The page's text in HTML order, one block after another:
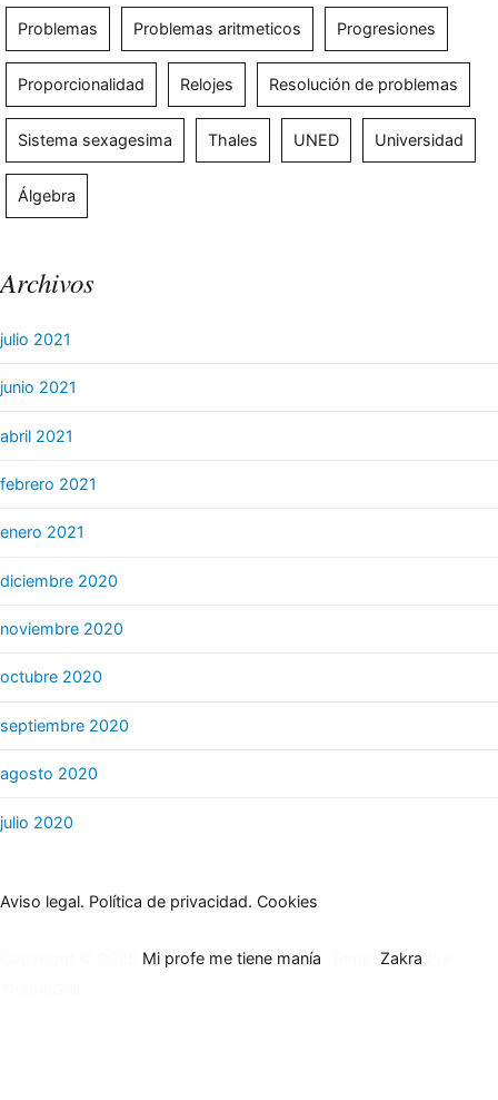
Problemas Problemas aritmeticos Progresiones
Proporcionalidad Relojes Resolución de problemas
Sistema sexagesima Thales UNED Universidad
Álgebra
Archivos
julio 2021
junio 2021
abril 2021
febrero 2021
enero 2021
diciembre 2020
noviembre 2020
octubre 2020
septiembre 2020
agosto 2020
julio 2020
Aviso legal. Política de privacidad. Cookies
Mi profe me tiene manía Zakra